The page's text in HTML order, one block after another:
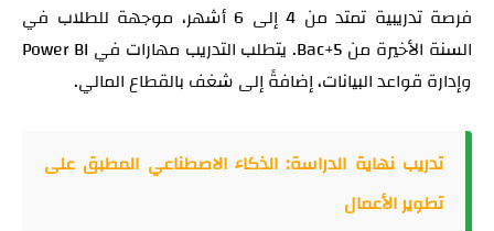
فرصة تدريبية تمتد من 4 إلى 6 أشهر، موجهة للطلاب في
السنة الأخيرة من Bac+5. يتطلب التدريب مهارات في Power BI
وإدارة قواعد البيانات، إضافةً إلى شغف بالقطاع المالي.
تدريب نهاية الدراسة: الذكاء الاصطناعي المطبق على
تطوير الأعمال